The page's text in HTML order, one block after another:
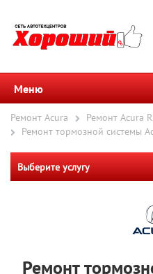
Меню
Ремонт Acura
Ремонт Acura
Ремонт тормозной системы
Выберите услугу
Ремонт